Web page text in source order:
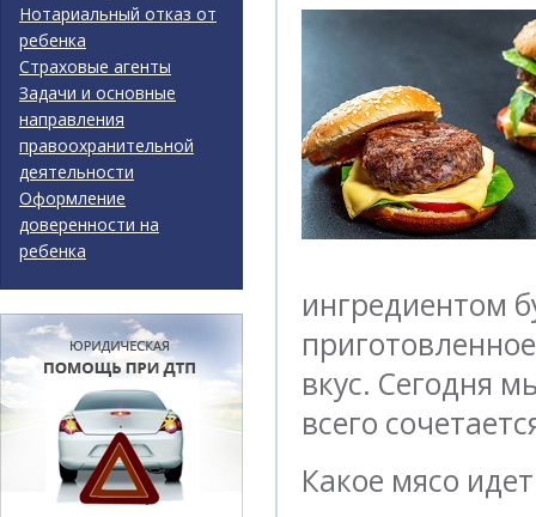
ингредиентом
вкус. Сегодня
всего
Какое мясо
Нотариальный отказ от
ребенка
Страховые агенты
Задачи и основные
направления
правоохранительной
деятельности
Оформление
доверенности на
ребенка